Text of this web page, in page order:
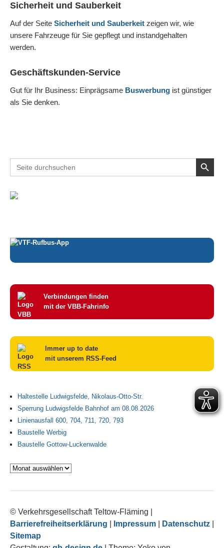
Sicherheit und Sauberkeit
Auf der Seite Sicherheit und Sauberkeit zeigen wir, wie
unsere Fahrzeuge für Sie gepflegt und instandgehalten
werden.
Geschäftskunden-Service
Gut für Ihr Business: Einprägsame Buswerbung ist günstiger
als Sie denken.
Search
for:
Search Button
Verbindungen finden
mit der VBB-Fahrinfo
Immer up to date
mit unserem RSS-Feed
Haltestelle Ludwigsfelde, Nikolaus-Otto-Str.
Sperrung Ludwigsfelde Bahnhof am 08.08.2026
Linienausfall 600, 704, 711, 720, 793
Baustelle Werbig
Baustelle Gottow-Luckenwalde
Archiv
© Verkehrsgesellschaft Teltow-Fläming
Barrierefreiheitserklärung
Impressum Datenschutz
Sitemap